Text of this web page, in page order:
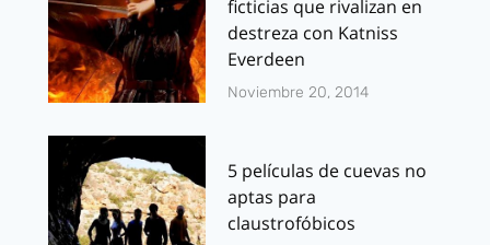
ficticias que rivalizan en
destreza con Katniss
Everdeen
Noviembre 20, 2014
5 películas de cuevas no
aptas para
claustrofóbicos